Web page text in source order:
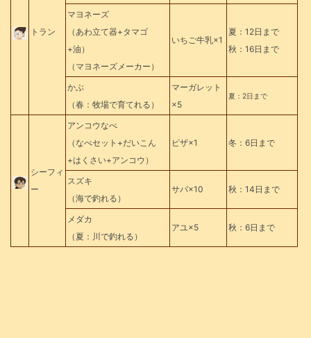
トラン
マヨネーズ
（あわ立て器+タマゴ
+油）
（マヨネーズメーカー）
いちご牛乳×1
夏：12日まで
秋：16日まで
かぶ
（春：牧場で育てれる）
マーガレット
×5
夏：2日まで
シーフィ
ー
アンコウなべ
（なべセット+だいこん
+はくさい+アンコウ）
ピザ×1 冬：6日まで
スズキ
（海で釣れる）
サバ×10 秋：14日まで
メダカ
（夏：川で釣れる）
アユ×5 秋：6日まで